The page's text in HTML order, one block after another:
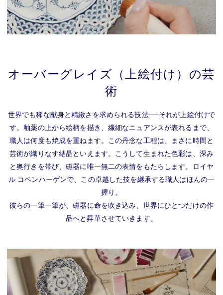
オーバーグレイズ（上絵付け）の芸
術
世界でも稀な献身と精緻さを求められる技法──それが上絵付けで
す。釉薬の上から絵柄を描き、繊細なニュアンスが表れるまで、
職人は何度も焼成を重ねます。この丹念な工程は、まさに時間と
芸術が織りなす結晶といえます。こうして生まれた色彩は、深み
と奥行きを帯び、磁器に唯一無二の表情をもたらします。ロイヤ
ル コペンハーゲンで、この卓越した技を継承する職人はほんの一
握り。
彼らの一筆一筆が、磁器に命を吹き込み、世界にひとつだけの作
品へと昇華させていきます。